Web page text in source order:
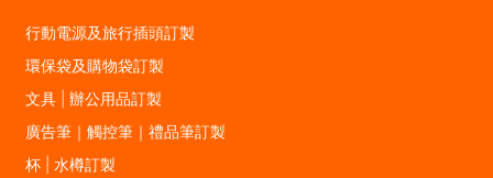
行動電源及旅行插頭訂製
環保袋及購物袋訂製
文具 | 辦公用品訂製
廣告筆｜觸控筆｜禮品筆訂製
杯 | 水樽訂製